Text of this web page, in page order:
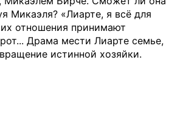
Микаэля? «Лиарте, я всё для
отношения принимают
Драма мести Лиарте семье,
истинной хозяйки.